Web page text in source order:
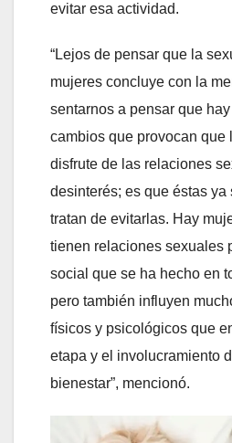
evitar esa actividad.
“Lejos de pensar que la
mujeres concluye con la
sentarnos a pensar que
cambios que provocan que
disfrute de las relaciones
desinterés; es que éstas ya
tratan de evitarlas. Hay
tienen relaciones sexuales
social que se ha hecho en
pero también influyen
físicos y psicológicos que
etapa y el involucramiento
bienestar”, mencionó.